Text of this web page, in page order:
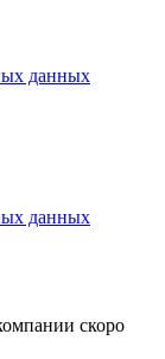
данных
данных
скоро